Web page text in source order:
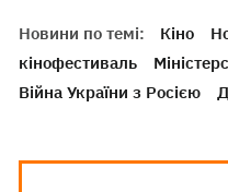
Новини по темі: Кіно
кінофестиваль
Війна України з Росією